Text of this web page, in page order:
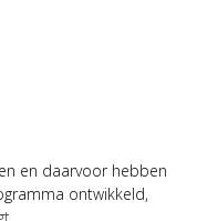
en daarvoor hebben
ontwikkeld,